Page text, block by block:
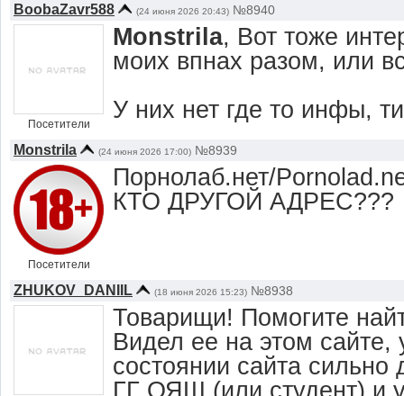
BoobaZavr588 (24 июня 2026 20:43) №8940
Посетители
Monstrila, Вот тоже
моих впнах разом, или
У них нет где то инфы,
Monstrila (24 июня 2026 17:00) №8939
Посетители
Порнолаб.нет/
КТО ДРУГОЙ АДРЕС???
ZHUKOV_DANIIL (18 июня 2026 15:23) №8938
Товарищи! Помогите
Видел ее на этом
состоянии сайта
ГГ ОЯШ (или студент) и